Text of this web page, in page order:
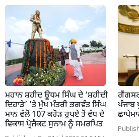
ਮਹਾਨ ਸ਼ਹੀਦ ਊਧਮ ਸਿੰਘ ਦੇ ‘ਸ਼ਹੀਦੀ
ਦਿਹਾੜੇ’ ’ਤੇ ਮੁੱਖ ਮੰਤਰੀ ਭਗਵੰਤ ਸਿੰਘ
ਮਾਨ ਵੱਲੋਂ 107 ਕਰੋੜ ਰੁਪਏ ਤੋਂ ਵੱਧ ਦੇ
ਵਿਕਾਸ ਪ੍ਰੋਜੈਕਟ ਸੁਨਾਮ ਨੂੰ ਸਮਰਪਿਤ
ਪੰਜਾਬ